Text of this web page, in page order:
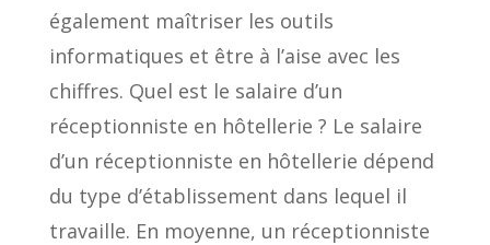
également maîtriser les outils
informatiques et être à l’aise avec les
chiffres. Quel est le salaire d’un
réceptionniste en hôtellerie ? Le salaire
d’un réceptionniste en hôtellerie dépend
du type d’établissement dans lequel il
travaille. En moyenne, un réceptionniste